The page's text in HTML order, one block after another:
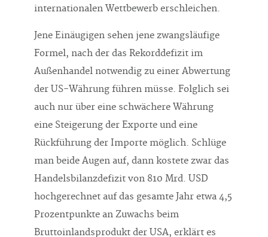
internationalen Wettbewerb erschleichen.
Jene Einäugigen sehen jene zwangsläufige
Formel, nach der das Rekorddefizit im
Außenhandel notwendig zu einer Abwertung
der US-Währung führen müsse. Folglich sei
auch nur über eine schwächere Währung
eine Steigerung der Exporte und eine
Rückführung der Importe möglich. Schlüge
man beide Augen auf, dann kostete zwar das
Handelsbilanzdefizit von 810 Mrd. USD
hochgerechnet auf das gesamte Jahr etwa 4,5
Prozentpunkte an Zuwachs beim
Bruttoinlandsprodukt der USA, erklärt es